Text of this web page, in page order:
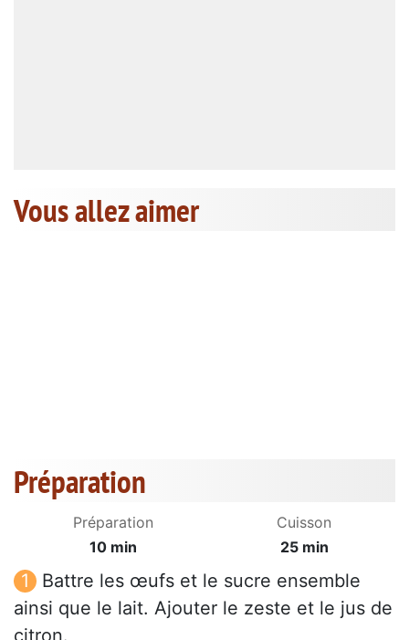
Vous allez aimer
Préparation
Préparation
10 min
Cuisson
25 min
Battre les œufs et le sucre ensemble
ainsi que le lait. Ajouter le zeste et le jus de